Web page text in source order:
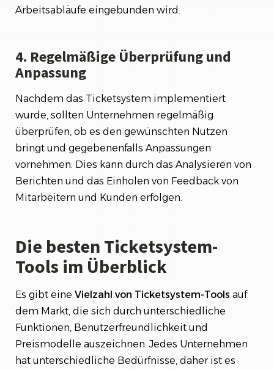
Arbeitsabläufe eingebunden wird.
4. Regelmäßige Überprüfung und
Anpassung
Nachdem das Ticketsystem implementiert
wurde, sollten Unternehmen regelmäßig
überprüfen, ob es den gewünschten Nutzen
bringt und gegebenenfalls Anpassungen
vornehmen. Dies kann durch das Analysieren von
Berichten und das Einholen von Feedback von
Mitarbeitern und Kunden erfolgen.
Die besten Ticketsystem-
Tools im Überblick
Es gibt eine Vielzahl von Ticketsystem-Tools auf
dem Markt, die sich durch unterschiedliche
Funktionen, Benutzerfreundlichkeit und
Preismodelle auszeichnen. Jedes Unternehmen
hat unterschiedliche Bedürfnisse, daher ist es